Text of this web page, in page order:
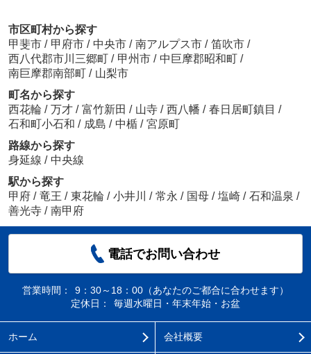
市区町村から探す
甲斐市 / 甲府市 / 中央市 / 南アルプス市 / 笛吹市 /
西八代郡市川三郷町 / 甲州市 / 中巨摩郡昭和町 /
南巨摩郡南部町 / 山梨市
町名から探す
西花輪 / 万才 / 富竹新田 / 山寺 / 西八幡 / 春日居町鎮目 /
石和町小石和 / 成島 / 中楯 / 宮原町
路線から探す
身延線 / 中央線
駅から探す
甲府 / 竜王 / 東花輪 / 小井川 / 常永 / 国母 / 塩崎 / 石和温泉 /
善光寺 / 南甲府
電話でお問い合わせ
営業時間：
9：30～18：00（あなたのご都合に合わせます）
定休日：
毎週水曜日・年末年始・お盆
ホーム 会社概要